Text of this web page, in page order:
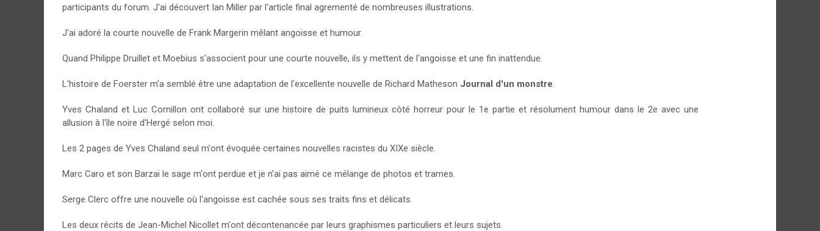
participants du forum. J'ai découvert Ian Miller par l'article final agrementé de nombreuses illustrations.
J'ai adoré la courte nouvelle de Frank Margerin mêlant angoisse et humour.
Quand Philippe Druillet et Moebius s'associent pour une courte nouvelle, ils y mettent de l'angoisse et une fin inattendue.
L'histoire de Foerster m'a semblé être une adaptation de l'excellente nouvelle de Richard Matheson Journal d'un monstre.
Yves Chaland et Luc Cornillon ont collaboré sur une histoire de puits lumineux côté horreur pour le 1e partie et résolument humour dans le 2e avec une
allusion à l'île noire d'Hergé selon moi.
Les 2 pages de Yves Chaland seul m'ont évoquée certaines nouvelles racistes du XIXe siècle.
Marc Caro et son Barzai le sage m'ont perdue et je n'ai pas aimé ce mélange de photos et trames.
Serge Clerc offre une nouvelle où l'angoisse est cachée sous ses traits fins et délicats.
Les deux récits de Jean-Michel Nicollet m'ont décontenancée par leurs graphismes particuliers et leurs sujets.